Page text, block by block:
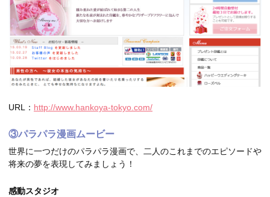
URL： http://www.hankoya-tokyo.com/
③パラパラ漫画ムービー
世界に一つだけのパラパラ漫画で、二人のこれまでのエピソードや
将来の夢を表現してみましょう！
感動スタジオ